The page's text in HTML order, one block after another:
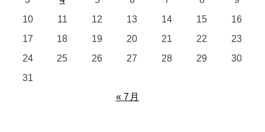
10
11 12 13 14 15
16
17
18 19 20 21 22
23
24
25 26 27 28 29
30
31
« 7月